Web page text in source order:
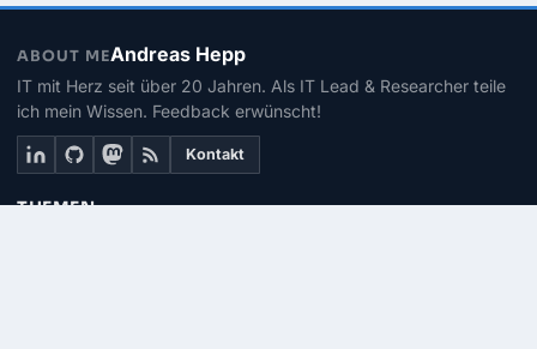
ABOUT MEAndreas Hepp
IT mit Herz seit über 20 Jahren. Als IT Lead & Researcher teile
ich mein Wissen. Feedback erwünscht!
Kontakt
THEMEN